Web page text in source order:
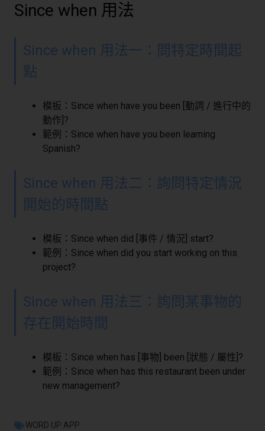
Since when 用法
Since when 用法一：問特定時間起
點
模板：Since when have you been [動詞 / 進行中的
動作]?
範例：Since when have you been learning
Spanish?
Since when 用法二：詢問特定情況
開始的時間點
模板：Since when did [事件 / 情況] start?
範例：Since when did you start working on this
project?
Since when 用法三：詢問某事物的
存在開始時間
模板：Since when has [事物] been [狀態 / 屬性]?
範例：Since when has this restaurant been under
new management?
WORD UP APP